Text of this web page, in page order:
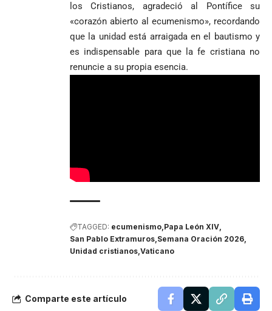
los Cristianos, agradeció al Pontífice su
«corazón abierto al ecumenismo», recordando
que la unidad está arraigada en el bautismo y
es indispensable para que la fe cristiana no
renuncie a su propia esencia.
TAGGED: ecumenismo Papa León XIV
San Pablo Extramuros Semana Oración 2026
Unidad cristianos Vaticano
Comparte este artículo